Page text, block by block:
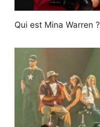
Qui est Mina Warren ?